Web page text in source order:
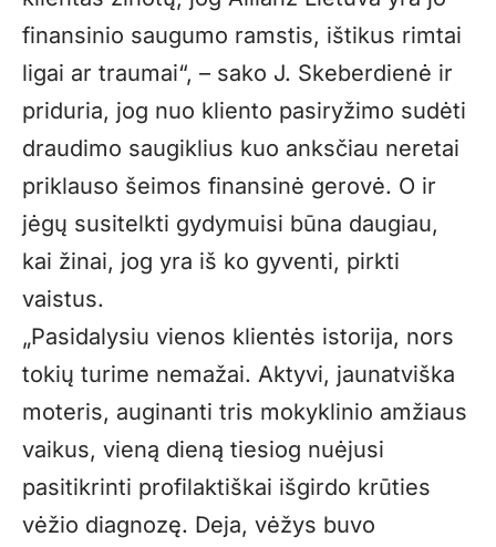
finansinio saugumo ramstis, ištikus rimtai
ligai ar traumai“, – sako J. Skeberdienė ir
priduria, jog nuo kliento pasiryžimo sudėti
draudimo saugiklius kuo anksčiau neretai
priklauso šeimos finansinė gerovė. O ir
jėgų susitelkti gydymuisi būna daugiau,
kai žinai, jog yra iš ko gyventi, pirkti
vaistus.
„Pasidalysiu vienos klientės istorija, nors
tokių turime nemažai. Aktyvi, jaunatviška
moteris, auginanti tris mokyklinio amžiaus
vaikus, vieną dieną tiesiog nuėjusi
pasitikrinti profilaktiškai išgirdo krūties
vėžio diagnozę. Deja, vėžys buvo